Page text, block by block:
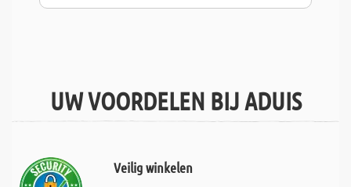
UW VOORDELEN BIJ ADUIS
Veilig winkelen